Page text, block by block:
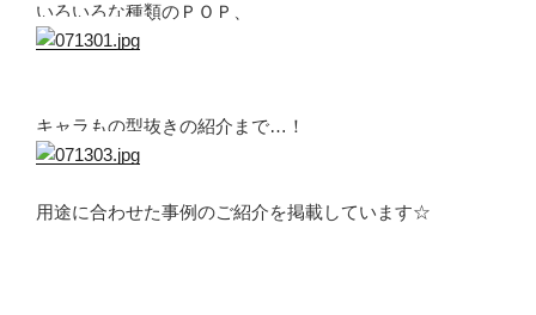
いろいろな種類のＰＯＰ、
キャラもの型抜きの紹介まで…！
用途に合わせた事例のご紹介を掲載しています☆